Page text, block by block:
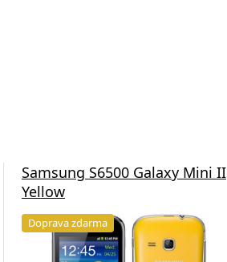
Samsung S6500 Galaxy Mini II
Yellow
Doprava zdarma